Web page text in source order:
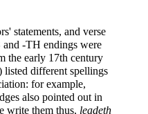
statements, and verse
and -TH endings were
the early 17th century
listed different spellings
for example,
also pointed out in
write them thus, leadeth